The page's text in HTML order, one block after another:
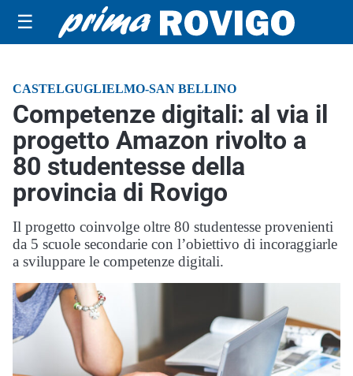
☰
CASTELGUGLIELMO-SAN BELLINO
Competenze digitali: al via il
progetto Amazon rivolto a
80 studentesse della
provincia di Rovigo
Il progetto coinvolge oltre 80 studentesse provenienti
da 5 scuole secondarie con l’obiettivo di incoraggiarle
a sviluppare le competenze digitali.